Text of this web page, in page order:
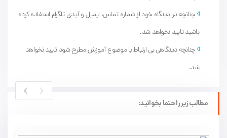
مطالب زیر را حتما بخوانید:
‹
›
چنانچه در دیدگاه خود از شماره تماس، ایمیل و آیدی تلگرام استفاده کرده
باشید تایید نخواهد شد.
چنانچه دیدگاهی بی ارتباط با موضوع آموزش مطرح شود تایید نخواهد
شد.